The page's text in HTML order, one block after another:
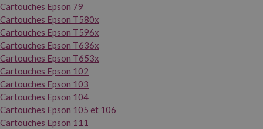
Cartouches Epson 79
Cartouches Epson T580x
Cartouches Epson T596x
Cartouches Epson T636x
Cartouches Epson T653x
Cartouches Epson 102
Cartouches Epson 103
Cartouches Epson 104
Cartouches Epson 105 et 106
Cartouches Epson 111